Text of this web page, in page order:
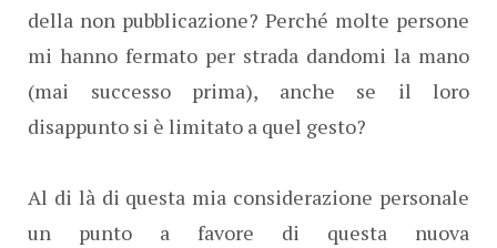
della non pubblicazione? Perché molte persone
mi hanno fermato per strada dandomi la mano
(mai successo prima), anche se il loro
disappunto si è limitato a quel gesto?
Al di là di questa mia considerazione personale
un punto a favore di questa nuova